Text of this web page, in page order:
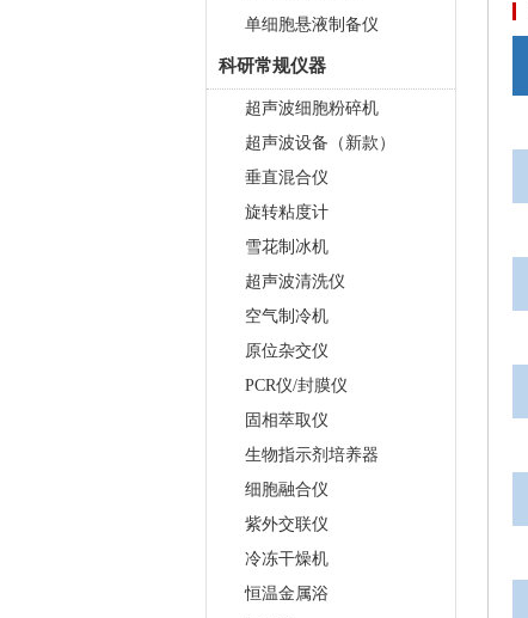
单细胞悬液制备仪
科研常规仪器
超声波细胞粉碎机
超声波设备（新款）
垂直混合仪
旋转粘度计
雪花制冰机
超声波清洗仪
空气制冷机
原位杂交仪
PCR仪/封膜仪
固相萃取仪
生物指示剂培养器
细胞融合仪
紫外交联仪
冷冻干燥机
恒温金属浴